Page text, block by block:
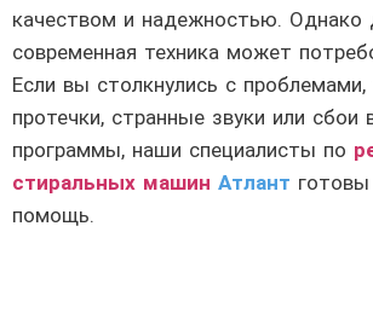
качеством и надежностью. Однако
современная техника может
Если вы столкнулись с проблемами,
протечки, странные звуки или сбои
программы, наши специалисты по
стиральных машин Атлант
помощь.